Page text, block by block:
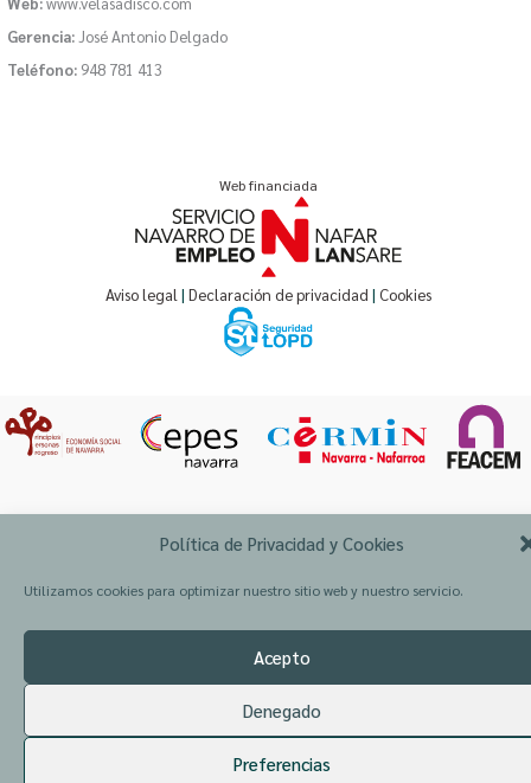
Política de Privacidad y Cookies
Utilizamos cookies para optimizar nuestro sitio web y nuestro servicio.
Acepto
Denegado
Preferencias
Gerencia: José Antonio Delgado
Teléfono: 948 781 413
Web financiada
Aviso legal | Declaración de privacidad | Cookies
Copyright © 2026 ceisna.com | Powered AMIMET